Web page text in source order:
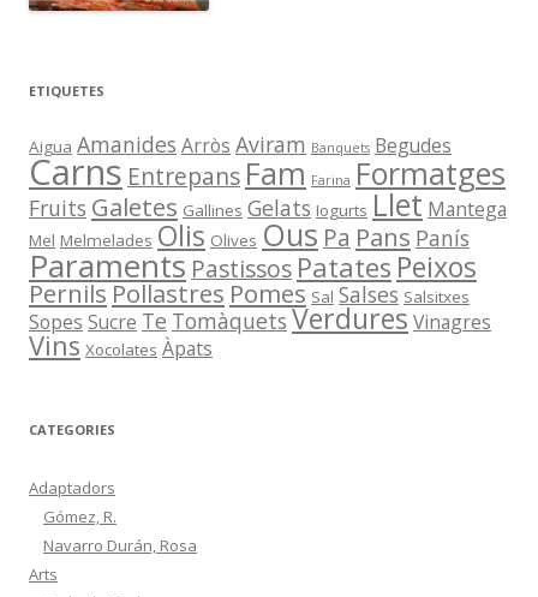
ETIQUETES
Aigua Amanides Arròs Aviram Banquets Begudes
Carns Entrepans Fam Farina Formatges
Fruits Galetes Gallines Gelats Iogurts Llet Mantega
Mel Melmelades Olis Olives Ous Pa Pans Panís
Paraments Pastissos Patates Peixos
PernilsPollastres Pomes Sal Salses Salsitxes
Sopes Sucre Te Tomàquets VerduresVinagres
Vins Xocolates Àpats
CATEGORIES
Adaptadors
Gómez, R.
Navarro Durán, Rosa
Arts